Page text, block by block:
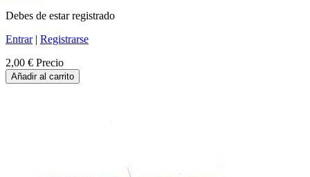
Debes de estar registrado
Entrar| Registrarse
2,00 € Precio
Añadir al carrito